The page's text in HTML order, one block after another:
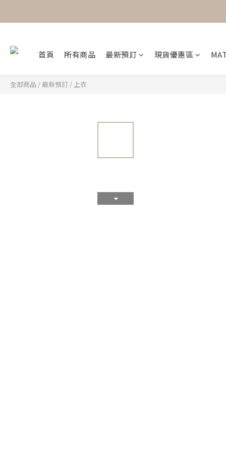
首頁 所有商品 最新預訂 現貨優惠區
全部商品 /最新預訂 /上衣